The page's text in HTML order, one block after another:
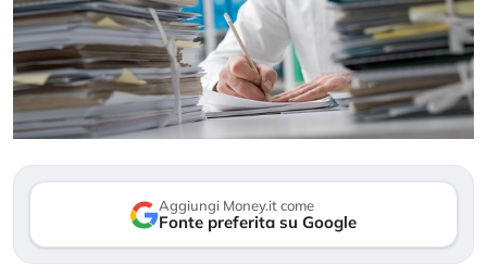
Aggiungi Money.it come
Fonte preferita su Google